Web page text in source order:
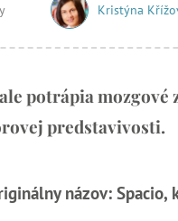
Kristýna
potrápia mozgové
predstavivosti.
názov: Spacio,